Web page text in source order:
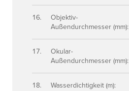
Objektiv-
Außendurchmesser (mm):
Okular-
Außendurchmesser (mm):
Wasserdichtigkeit (m):